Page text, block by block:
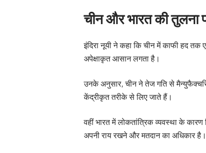
चीन और भारत की तुलना
इंदिरा नूयी ने कहा कि चीन में काफी हद
अपेक्षाकृत आसान लगता है।
उनके अनुसार, चीन ने तेज गति से
केंद्रीकृत तरीके से लिए जाते हैं।
वहीं भारत में लोकतांत्रिक व्यवस्था के कारण
अपनी राय रखने और मतदान का अधिकार है।